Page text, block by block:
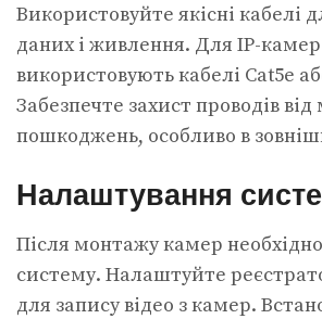
Використовуйте якісні кабелі
даних і живлення. Для IP-камер
використовують кабелі Cat5e
Забезпечте захист проводів
пошкоджень, особливо в
Налаштування
Після монтажу камер
систему. Налаштуйте
для запису відео з камер.